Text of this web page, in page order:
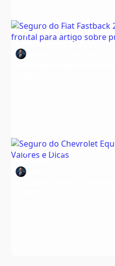
Seguro do Fastback:
contratar em 2026
Seguro do Equinox:
em 2026